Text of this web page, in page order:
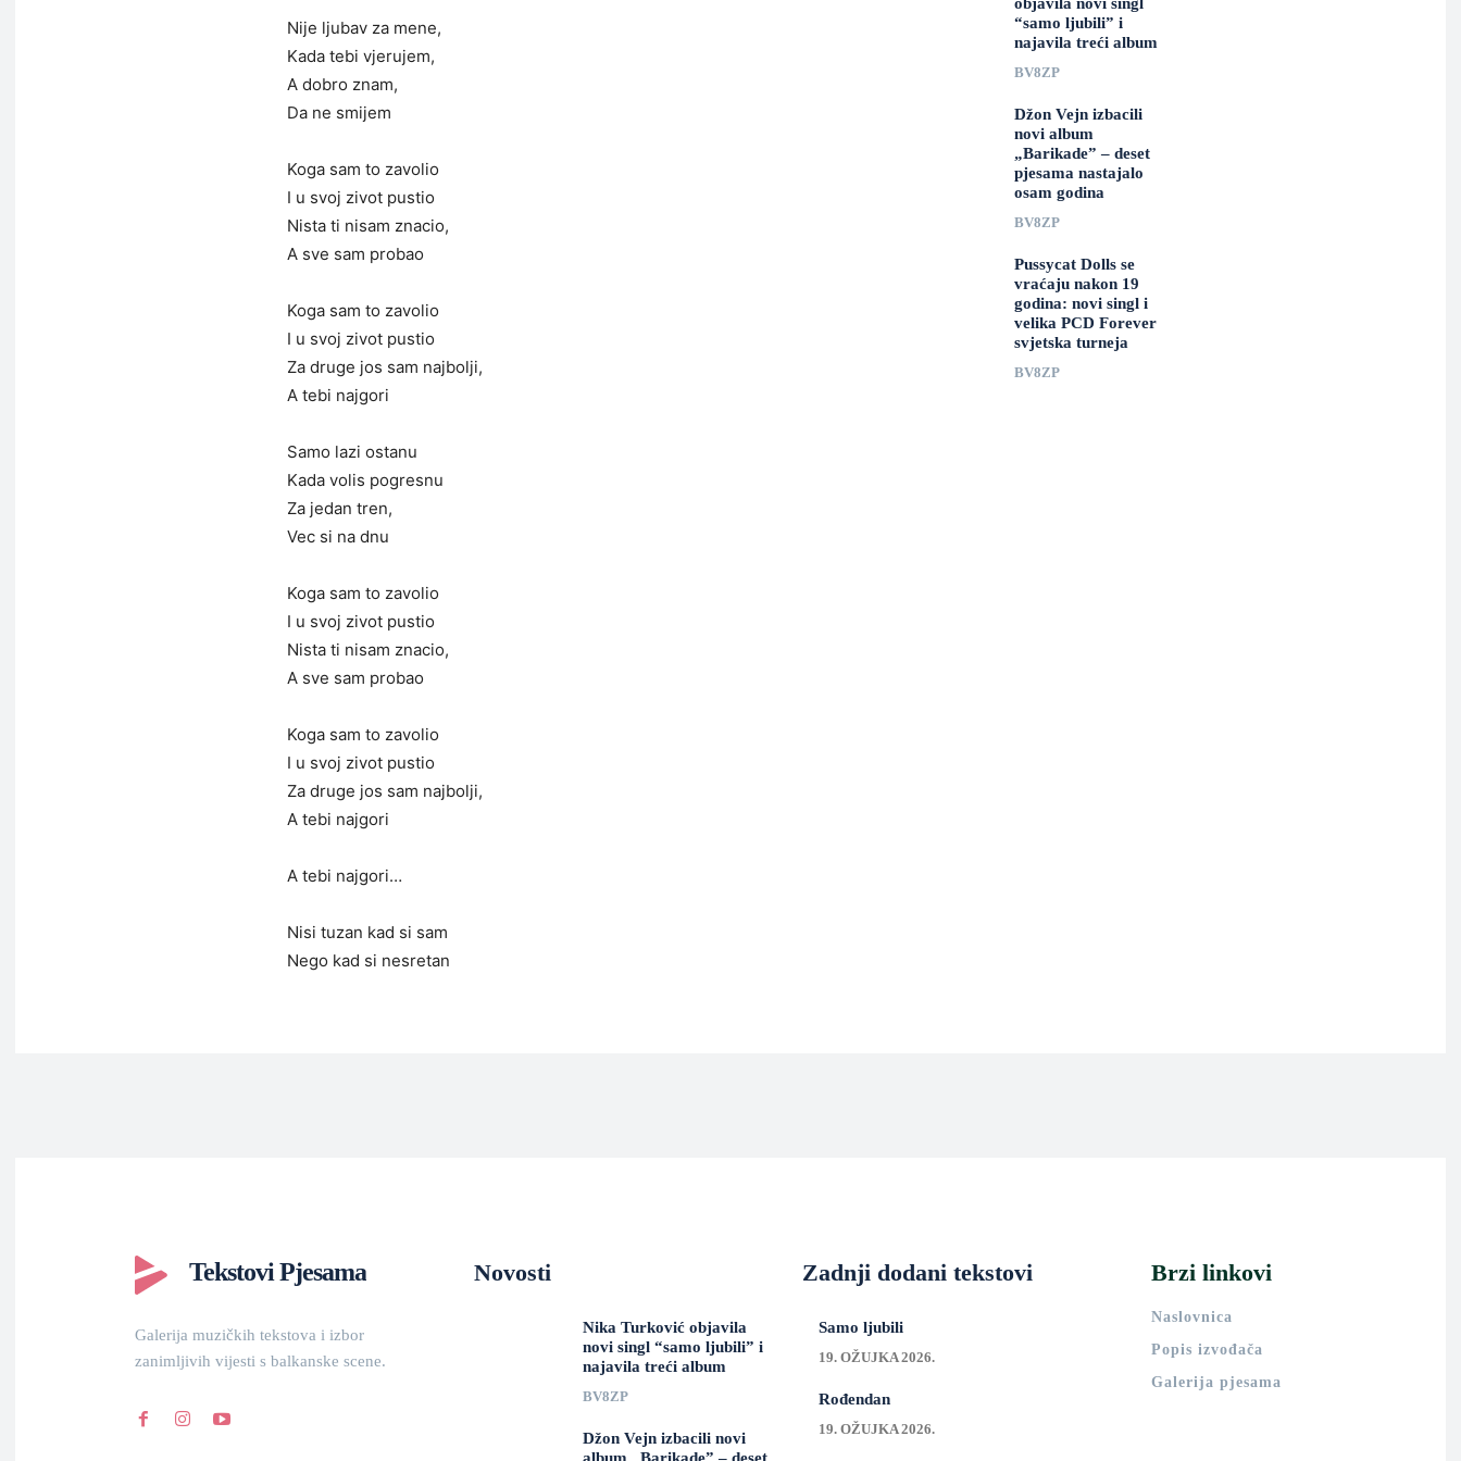
Nije ljubav za mene,
Kada tebi vjerujem,
A dobro znam,
Da ne smijem
Koga sam to zavolio
I u svoj zivot pustio
Nista ti nisam znacio,
A sve sam probao
Koga sam to zavolio
I u svoj zivot pustio
Za druge jos sam najbolji,
A tebi najgori
Samo lazi ostanu
Kada volis pogresnu
Za jedan tren,
Vec si na dnu
Koga sam to zavolio
I u svoj zivot pustio
Nista ti nisam znacio,
A sve sam probao
Koga sam to zavolio
I u svoj zivot pustio
Za druge jos sam najbolji,
A tebi najgori
A tebi najgori…
Nisi tuzan kad si sam
Nego kad si nesretan
“samo ljubili” i
najavila treći album
BV8ZP
Džon Vejn izbacili
novi album
„Barikade” – deset
pjesama nastajalo
osam godina
BV8ZP
Pussycat Dolls se
vraćaju nakon 19
godina: novi singl i
velika PCD Forever
svjetska turneja
BV8ZP
Tekstovi Pjesama
Galerija muzičkih tekstova i izbor
zanimljivih vijesti s balkanske scene.
Novosti
Nika Turković objavila
novi singl “samo ljubili” i
najavila treći album
BV8ZP
Džon Vejn izbacili novi
Zadnji dodani tekstovi
Samo ljubili
19. OŽUJKA 2026.
Rođendan
19. OŽUJKA 2026.
Brzi linkovi
Naslovnica
Popis izvođača
Galerija pjesama